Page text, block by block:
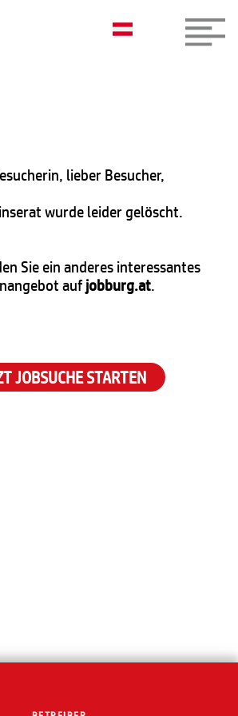
lieber Besucher,
wurde leider gelöscht.
Sie ein anderes interessantes
aufjobburg.at.
JOBSUCHE STARTEN